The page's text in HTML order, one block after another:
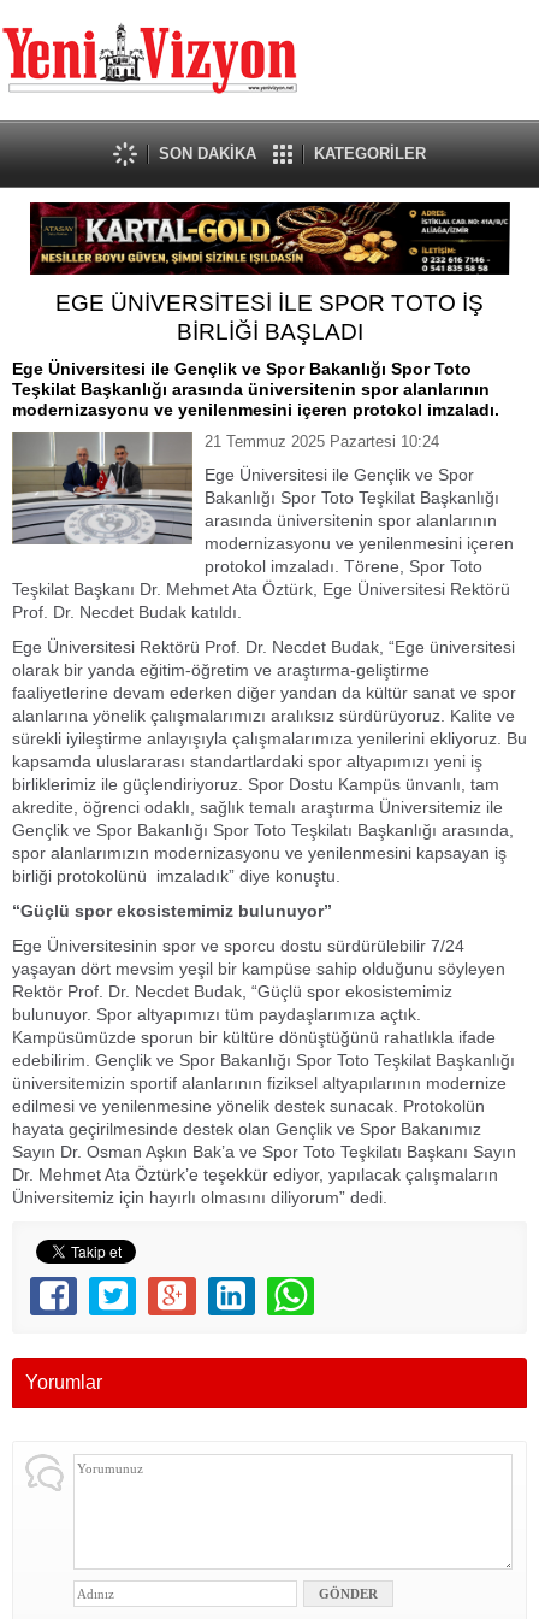
SON DAKİKA KATEGORİLER
EGE ÜNİVERSİTESİ İLE SPOR TOTO İŞ
BİRLİĞİ BAŞLADI
Ege Üniversitesi ile Gençlik ve Spor Bakanlığı Spor Toto
Teşkilat Başkanlığı arasında üniversitenin spor alanlarının
modernizasyonu ve yenilenmesini içeren protokol imzaladı.
21 Temmuz 2025 Pazartesi 10:24
Ege Üniversitesi ile Gençlik ve Spor
Bakanlığı Spor Toto Teşkilat Başkanlığı
arasında üniversitenin spor alanlarının
modernizasyonu ve yenilenmesini içeren
protokol imzaladı. Törene, Spor Toto
Teşkilat Başkanı Dr. Mehmet Ata Öztürk, Ege Üniversitesi Rektörü
Prof. Dr. Necdet Budak katıldı.
Ege Üniversitesi Rektörü Prof. Dr. Necdet Budak, “Ege üniversitesi
olarak bir yanda eğitim-öğretim ve araştırma-geliştirme
faaliyetlerine devam ederken diğer yandan da kültür sanat ve spor
alanlarına yönelik çalışmalarımızı aralıksız sürdürüyoruz. Kalite ve
sürekli iyileştirme anlayışıyla çalışmalarımıza yenilerini ekliyoruz. Bu
kapsamda uluslararası standartlardaki spor altyapımızı yeni iş
birliklerimiz ile güçlendiriyoruz. Spor Dostu Kampüs ünvanlı, tam
akredite, öğrenci odaklı, sağlık temalı araştırma Üniversitemiz ile
Gençlik ve Spor Bakanlığı Spor Toto Teşkilatı Başkanlığı arasında,
spor alanlarımızın modernizasyonu ve yenilenmesini kapsayan iş
birliği protokolünü imzaladık” diye konuştu.
“Güçlü spor ekosistemimiz bulunuyor”
Ege Üniversitesinin spor ve sporcu dostu sürdürülebilir 7/24
yaşayan dört mevsim yeşil bir kampüse sahip olduğunu söyleyen
Rektör Prof. Dr. Necdet Budak, “Güçlü spor ekosistemimiz
bulunuyor. Spor altyapımızı tüm paydaşlarımıza açtık.
Kampüsümüzde sporun bir kültüre dönüştüğünü rahatlıkla ifade
edebilirim. Gençlik ve Spor Bakanlığı Spor Toto Teşkilat Başkanlığı
üniversitemizin sportif alanlarının fiziksel altyapılarının modernize
edilmesi ve yenilenmesine yönelik destek sunacak. Protokolün
hayata geçirilmesinde destek olan Gençlik ve Spor Bakanımız
Sayın Dr. Osman Aşkın Bak’a ve Spor Toto Teşkilatı Başkanı Sayın
Dr. Mehmet Ata Öztürk’e teşekkür ediyor, yapılacak çalışmaların
Üniversitemiz için hayırlı olmasını diliyorum” dedi.
Yorumlar